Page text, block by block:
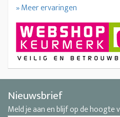
» Meer ervaringen
Nieuwsbrief
Meld je aan en blijf op de hoogte